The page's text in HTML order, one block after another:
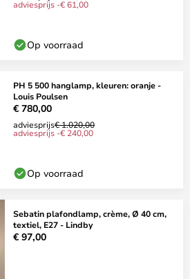
adviesprijs -€ 61,00
Op voorraad
PH 5 500 hanglamp, kleuren: oranje -
Louis Poulsen
€ 780,00
adviesprijs€ 1.020,00
adviesprijs -€ 240,00
Op voorraad
Sebatin plafondlamp, crème, Ø 40 cm,
textiel, E27 - Lindby
€ 97,00